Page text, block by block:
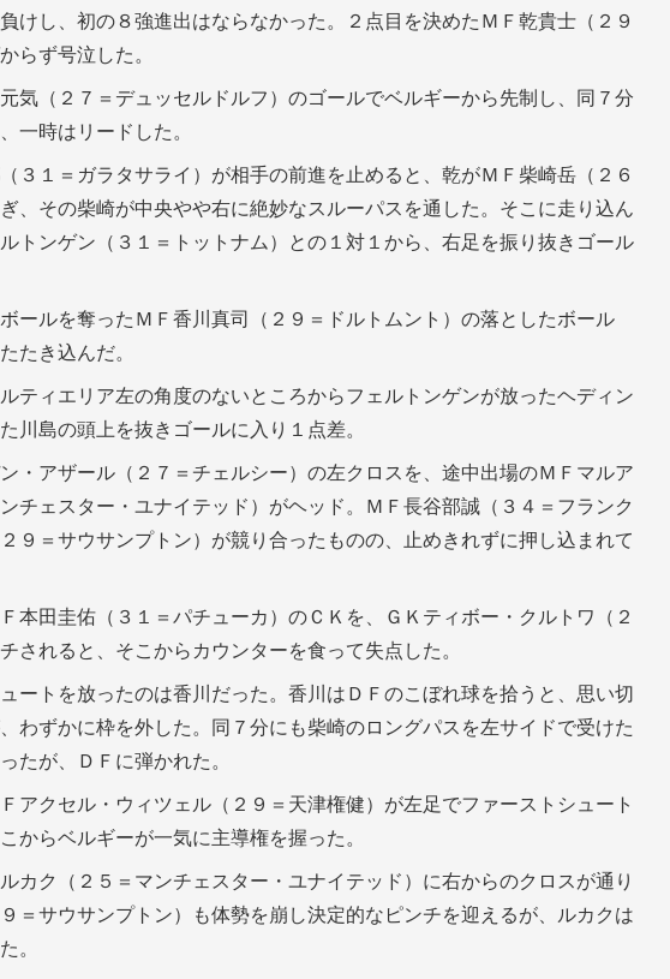
けし、初の８強進出はならなかった。２点目を決めたＭＦ乾貴士（２９
らず号泣した。
気（２７＝デュッセルドルフ）のゴールでベルギーから先制し、同７分
一時はリードした。
３１＝ガラタサライ）が相手の前進を止めると、乾がＭＦ柴崎岳（２６
、その柴崎が中央やや右に絶妙なスルーパスを通した。そこに走り込ん
トンゲン（３１＝トットナム）との１対１から、右足を振り抜きゴール
ールを奪ったＭＦ香川真司（２９＝ドルトムント）の落としたボール
たき込んだ。
ティエリア左の角度のないところからフェルトンゲンが放ったヘディン
川島の頭上を抜きゴールに入り１点差。
・アザール（２７＝チェルシー）の左クロスを、途中出場のＭＦマルア
チェスター・ユナイテッド）がヘッド。ＭＦ長谷部誠（３４＝フランク
９＝サウサンプトン）が競り合ったものの、止めきれずに押し込まれて
本田圭佑（３１＝パチューカ）のＣＫを、ＧＫティボー・クルトワ（２
されると、そこからカウンターを食って失点した。
ートを放ったのは香川だった。香川はＤＦのこぼれ球を拾うと、思い切
わずかに枠を外した。同７分にも柴崎のロングパスを左サイドで受けた
たが、ＤＦに弾かれた。
アクセル・ウィツェル（２９＝天津権健）が左足でファーストシュート
からベルギーが一気に主導権を握った。
カク（２５＝マンチェスター・ユナイテッド）に右からのクロスが通り
＝サウサンプトン）も体勢を崩し決定的なピンチを迎えるが、ルカクは
。